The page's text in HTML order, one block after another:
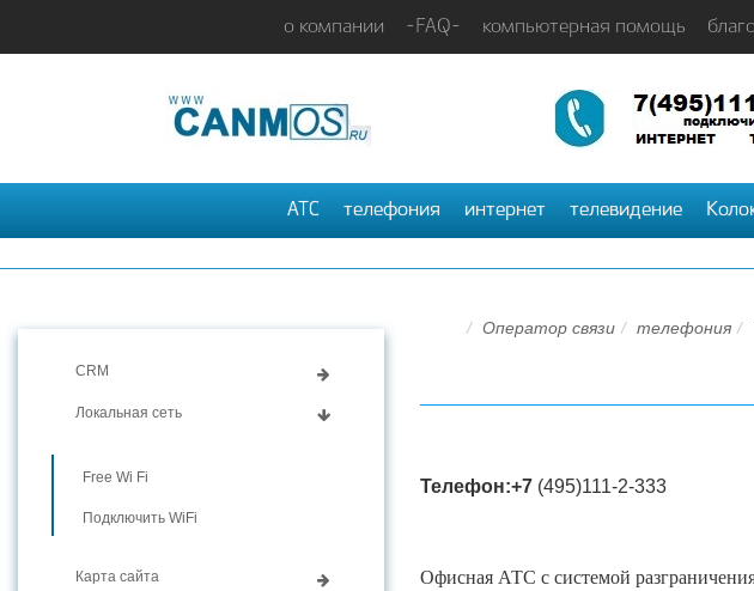
о компании -FAQ- компьютерная помощь
АТС телефония интернет телевидение
CRM
Локальная сеть
Free Wi Fi
Подключить WiFi
Карта сайта
Оператор связи телефония
Телефон:+7 (495)111-2-333
Офисная АТС с системой